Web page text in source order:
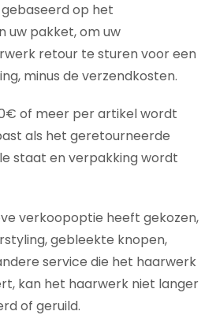
op het
uw pakket, om uw
retour te sturen voor een
minus de verzendkosten.
of meer per artikel wordt
als het geretourneerde
staat en verpakking wordt
verkoopoptie heeft gekozen,
gebleekte knopen,
service die het haarwerk
kan het haarwerk niet langer
of geruild.